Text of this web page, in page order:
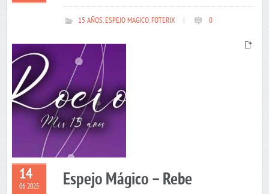
15 AÑOS,ESPEJO MAGICO,FOTERIX 0
14
06 2025 Espejo Mágico – Rebe